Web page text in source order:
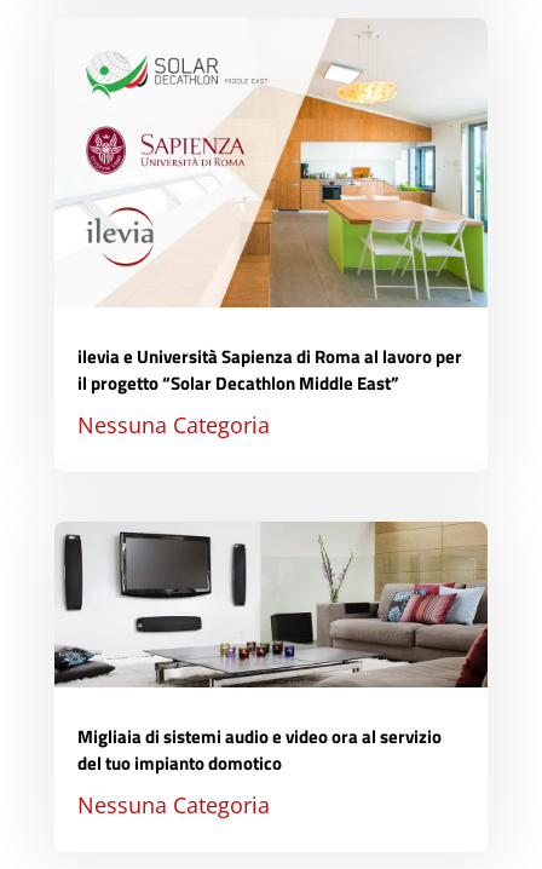
ilevia e Università Sapienza di Roma al lavoro per
il progetto “Solar Decathlon Middle East”
Nessuna Categoria
Migliaia di sistemi audio e video ora al servizio
del tuo impianto domotico
Nessuna Categoria